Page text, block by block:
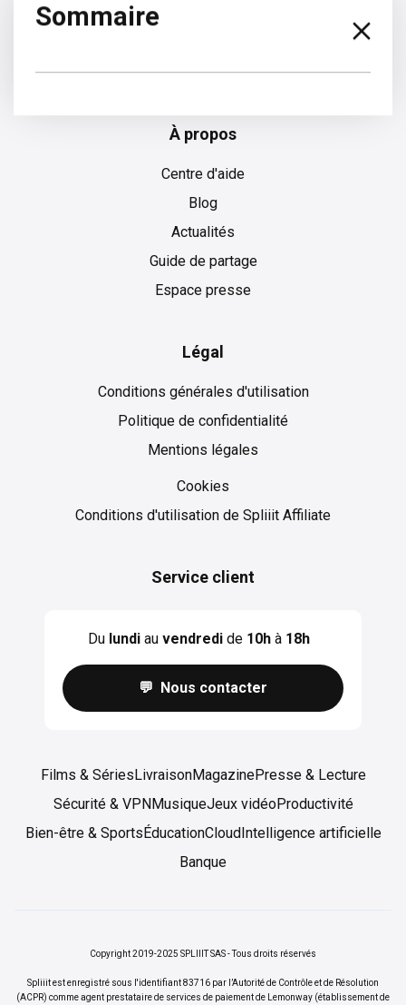
Sommaire
À propos
Centre d'aide
Blog
Actualités
Guide de partage
Espace presse
Légal
Conditions générales d'utilisation
Politique de confidentialité
Mentions légales
Cookies
Cookies
Conditions d'utilisation de Spliiit Affiliate
Service client
Du lundiau vendredide 10hà 18h
💬 Nous contacter
Films & SériesLivraisonMagazinePresse & Lecture
Sécurité & VPNMusiqueJeux vidéoProductivité
Bien-être & SportsÉducationCloudIntelligence artificielle
Banque
Copyright 2019-2025 SPLIIIT SAS - Tous droits réservés
Spliiit est enregistré sous l'identifiant 83716 par l’Autorité de Contrôle et de Résolution
(ACPR) comme agent prestataire de services de paiement de Lemonway (établissement de